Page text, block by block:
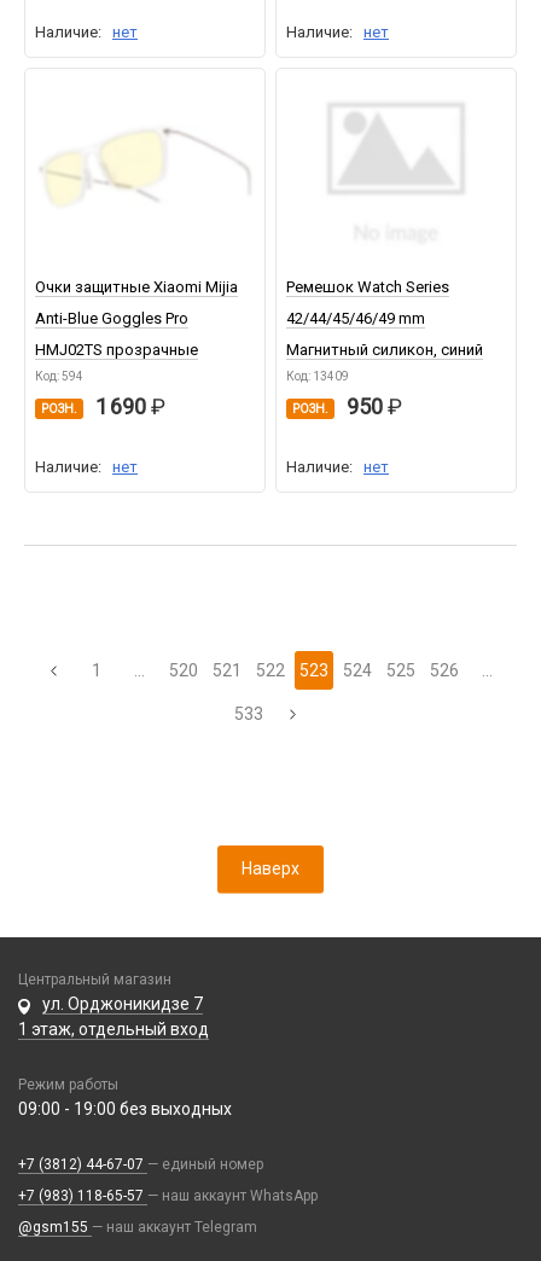
Наличие: нет Наличие: нет
Очки защитные Xiaomi Mijia
Anti-Blue Goggles Pro
HMJ02TS прозрачные
Код: 594
РОЗН. 1 690
Наличие: нет
Ремешок Watch Series
42/44/45/46/49 mm
Магнитный силикон, синий
Код: 13409
РОЗН. 950
Наличие: нет
1 ... 520 521 522 523 524 525 526 ...
533
Наверх
Центральный магазин
ул. Орджоникидзе 7
1 этаж, отдельный вход
Режим работы
09:00 - 19:00 без выходных
+7 (3812) 44-67-07 — единый номер
+7 (983) 118-65-57 — наш аккаунт WhatsApp
@gsm155 — наш аккаунт Telegram